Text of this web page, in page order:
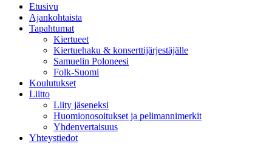
Etusivu
Ajankohtaista
Tapahtumat
Kiertueet
Kiertuehaku & konserttijärjestäjälle
Samuelin Poloneesi
Folk-Suomi
Koulutukset
Liitto
Liity jäseneksi
Huomionosoitukset ja pelimannimerkit
Yhdenvertaisuus
Yhteystiedot